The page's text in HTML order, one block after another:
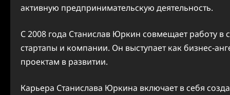
активную предпринимательскую деятельность.
С 2008 года Станислав Юркин совмещает работу в
стартапы и компании. Он выступает как бизнес-
проектам в развитии.
Карьера Станислава Юркина включает в себя